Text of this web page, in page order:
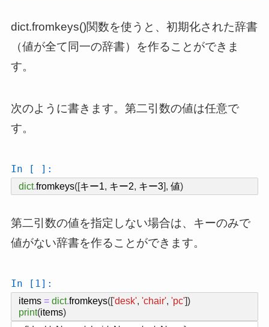
dict.fromkeys()関数を使うと、初期化された辞書
（値が全て同一の辞書）を作ることができま
す。
次のように書きます。第二引数の値は任意で
す。
In [ ]:
dict.fromkeys([キー1, キー2, キー3], 値)
第二引数の値を指定しない場合は、キーのみで
値がない辞書を作ることができます。
In [1]:
items = dict.fromkeys(['desk', 'chair', 'pc'])
print(items)